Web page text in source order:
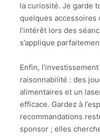
la curiosité. Je garde
quelques
l’intérêt lors des
s’applique
Enfin,
raisonnabilité : des
alimentaires et un
efficace. Gardez à
recommandations
sponsor ; elles